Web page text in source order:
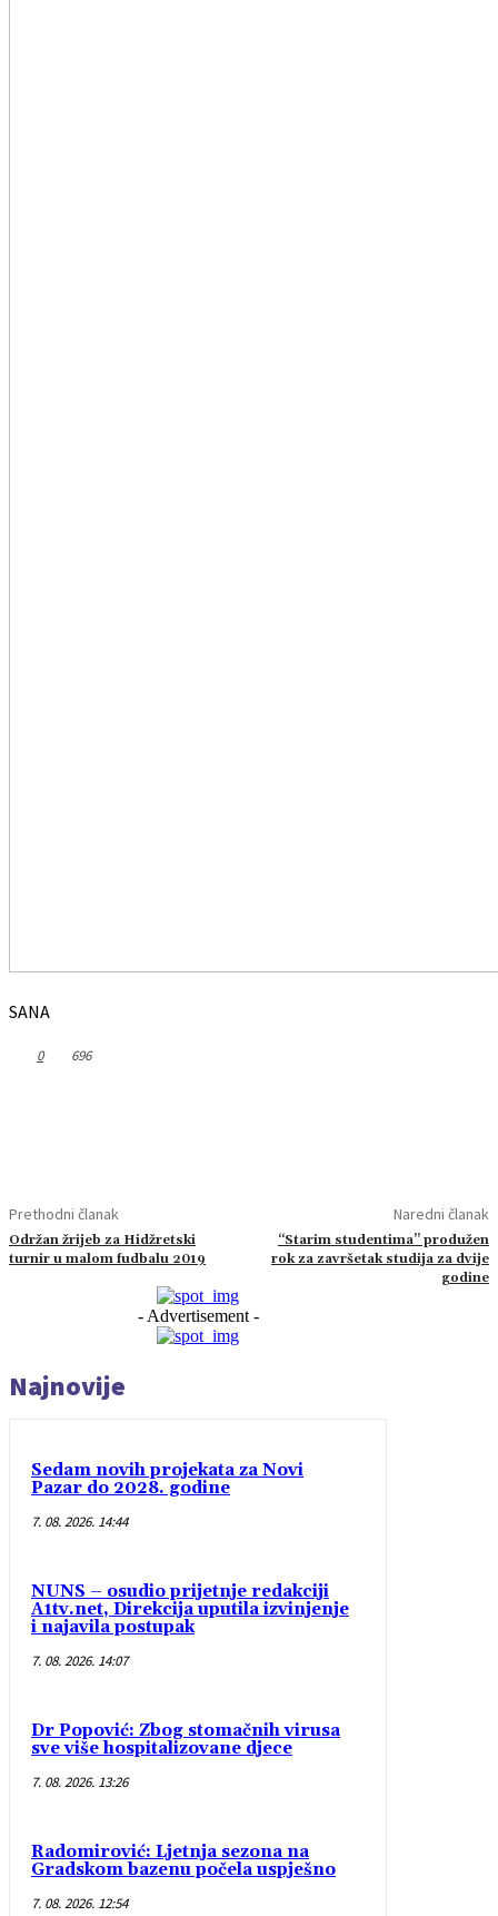
SANA
0 696
Prethodni članak
Održan žrijeb za Hidžretski
turnir u malom fudbalu 2019
Naredni članak
“Starim studentima” produžen
rok za završetak studija za dvije
godine
- Advertisement -
Najnovije
Sedam novih projekata za Novi
Pazar do 2028. godine
7. 08. 2026. 14:44
NUNS – osudio prijetnje redakciji
A1tv.net, Direkcija uputila izvinjenje
i najavila postupak
7. 08. 2026. 14:07
Dr Popović: Zbog stomačnih virusa
sve više hospitalizovane djece
7. 08. 2026. 13:26
Radomirović: Ljetnja sezona na
Gradskom bazenu počela uspješno
7. 08. 2026. 12:54